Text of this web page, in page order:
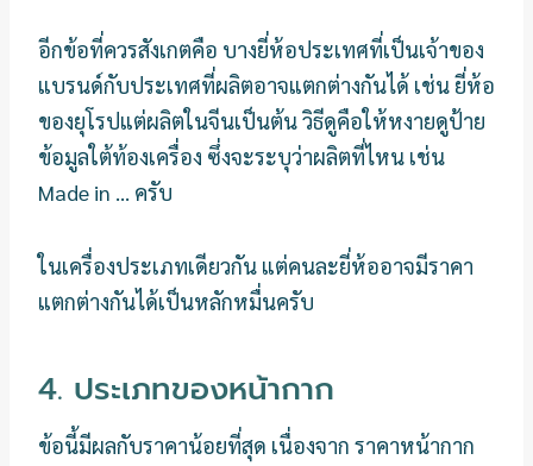
อีกข้อที่ควรสังเกตคือ บางยี่ห้อประเทศที่เป็นเจ้าของ
แบรนด์กับประเทศที่ผลิตอาจแตกต่างกันได้ เช่น ยี่ห้อ
ของยุโรปแต่ผลิตในจีนเป็นต้น วิธีดูคือให้หงายดูป้าย
ข้อมูลใต้ท้องเครื่อง ซึ่งจะระบุว่าผลิตที่ไหน เช่น
Made in … ครับ
ในเครื่องประเภทเดียวกัน แต่คนละยี่ห้ออาจมีราคา
แตกต่างกันได้เป็นหลักหมื่นครับ
4. ประเภทของหน้ากาก
ข้อนี้มีผลกับราคาน้อยที่สุด เนื่องจาก ราคาหน้ากาก